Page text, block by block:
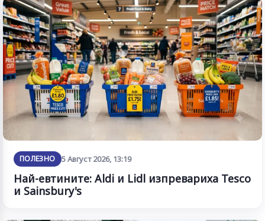
ПОЛЕЗНО 5 Август 2026, 13:19
Най-евтините: Aldi и Lidl изпревариха Tesco
и Sainsbury's